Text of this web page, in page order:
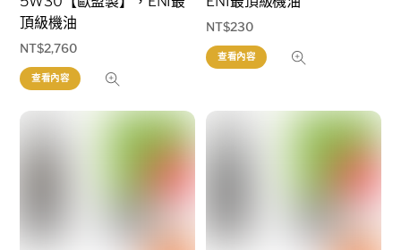
頂級機油
NT$2,760
查看內容
NT$230
查看內容